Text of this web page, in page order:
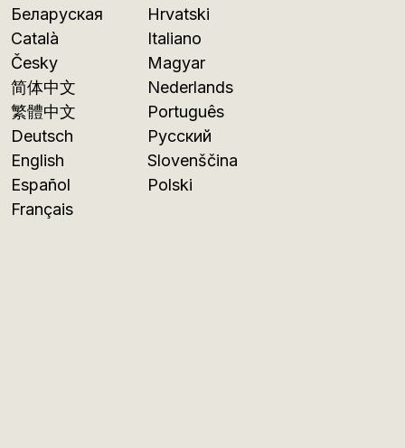
Беларуская
Català
Česky
简体中文
繁體中文
Deutsch
English
Español
Français
Hrvatski
Italiano
Magyar
Nederlands
Português
Русский
Slovenščina
Polski